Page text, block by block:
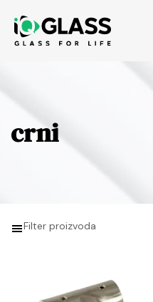
crni
Filter proizvoda